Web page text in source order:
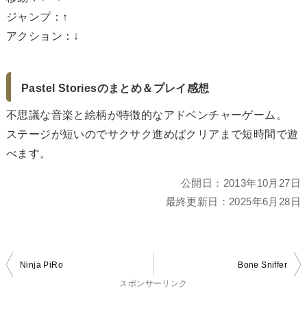
ジャンプ：↑
アクション：↓
Pastel Storiesのまとめ＆プレイ感想
不思議な音楽と絵柄が特徴的なアドベンチャーゲーム。
ステージが短いのでサクサク進めばクリアまで短時間で遊
べます。
公開日： 2013年10月27日
最終更新日： 2025年6月28日
投
Ninja PiRo
Bone Sniffer
スポンサーリンク